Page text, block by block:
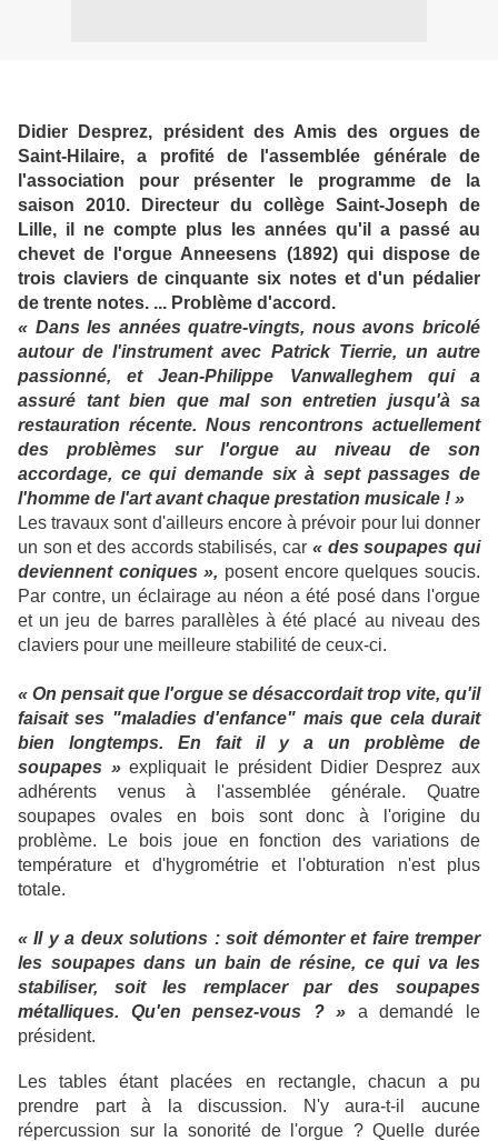
Didier Desprez, président des Amis des orgues de
Saint-Hilaire, a profité de l'assemblée générale de
l'association pour présenter le programme de la
saison 2010. Directeur du collège Saint-Joseph de
Lille, il ne compte plus les années qu'il a passé au
chevet de l'orgue Anneesens (1892) qui dispose de
trois claviers de cinquante six notes et d'un pédalier
de trente notes. ... Problème d'accord.
« Dans les années quatre-vingts, nous avons bricolé
autour de l'instrument avec Patrick Tierrie, un autre
passionné, et Jean-Philippe Vanwalleghem qui a
assuré tant bien que mal son entretien jusqu'à sa
restauration récente. Nous rencontrons actuellement
des problèmes sur l'orgue au niveau de son
accordage, ce qui demande six à sept passages de
l'homme de l'art avant chaque prestation musicale ! »
Les travaux sont d'ailleurs encore à prévoir pour lui donner
un son et des accords stabilisés, car « des soupapes qui
deviennent coniques », posent encore quelques soucis.
Par contre, un éclairage au néon a été posé dans l'orgue
et un jeu de barres parallèles à été placé au niveau des
claviers pour une meilleure stabilité de ceux-ci.
« On pensait que l'orgue se désaccordait trop vite, qu'il
faisait ses "maladies d'enfance" mais que cela durait
bien longtemps. En fait il y a un problème de
soupapes »expliquait le président Didier Desprez aux
adhérents venus à l'assemblée générale. Quatre
soupapes ovales en bois sont donc à l'origine du
problème. Le bois joue en fonction des variations de
température et d'hygrométrie et l'obturation n'est plus
totale.
« Il y a deux solutions : soit démonter et faire tremper
les soupapes dans un bain de résine, ce qui va les
stabiliser, soit les remplacer par des soupapes
métalliques. Qu'en pensez-vous ? » a demandé le
président.
Les tables étant placées en rectangle, chacun a pu
prendre part à la discussion. N'y aura-t-il aucune
répercussion sur la sonorité de l'orgue ? Quelle durée